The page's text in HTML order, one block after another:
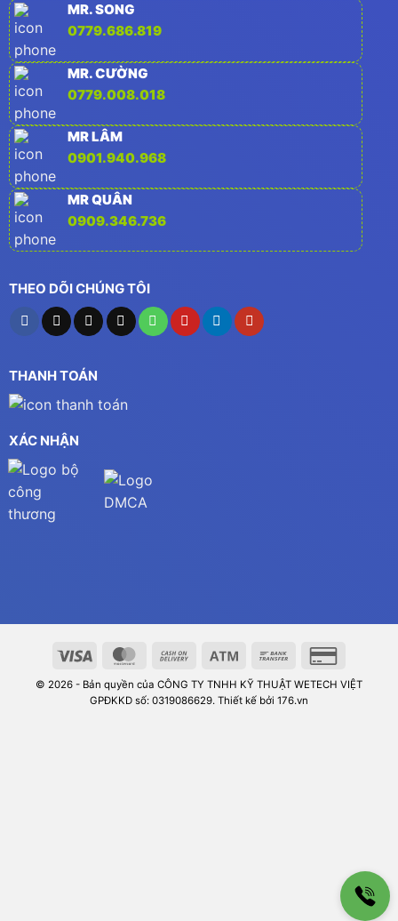
MR. SONG
0779.686.819
MR. CƯỜNG
0779.008.018
MR LÂM
0901.940.968
MR QUÂN
0909.346.736
THEO DÕI CHÚNG TÔI
THANH TOÁN
XÁC NHẬN
© 2026 - Bản quyền của CÔNG TY TNHH KỸ THUẬT WETECH VIỆT
GPĐKKD số: 0319086629. Thiết kế bởi 176.vn